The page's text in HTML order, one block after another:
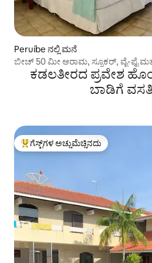
Peruíbe ನಲ್ಲಿ ಮನೆ
ಬೀಚ್ 50 ಮೀ ಆರಾಮ, ಸ್ನೂಕರ್, ವೈ-ಫೈ
ಕಡಲತೀರದ ಪ್ರವೇಶ
ಬಾಡಿಗೆ
ಗೆಸ್ಟ್‌ಗಳಿಗೆ ಅತಿ ಹೆಚ್ಚು ಅಚ್ಚುಮೆಚ್ಚಿನದು
ಗೆಸ್ಟ್‌ಗಳ ಅಚ್ಚುಮೆಚ್ಚಿನದು